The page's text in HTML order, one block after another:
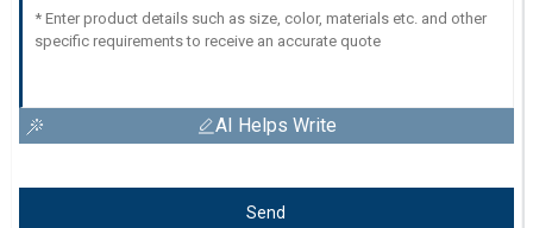
AI Helps Write
Send